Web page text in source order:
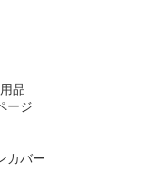
品
ージ
カバー